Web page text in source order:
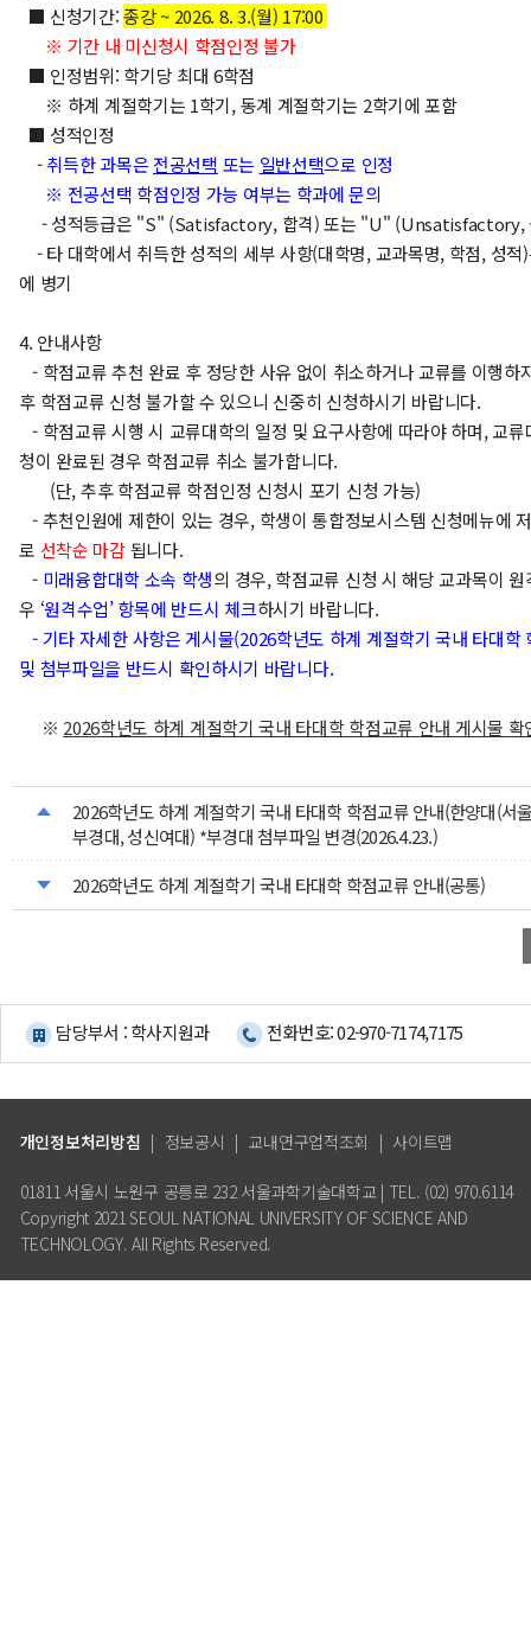
■ 신청기간:종강 ~ 2026. 8. 3.(월) 17:00
※ 기간 내 미신청시 학점인정 불가
■ 인정범위: 학기당 최대 6학점
※ 하계 계절학기는 1학기, 동계 계절학기는 2학기에 포함
■ 성적인정
-취득한 과목은 전공선택 또는 일반선택으로 인정
※ 전공선택 학점인정 가능 여부는 학과에 문의
- 성적등급은 "S" (Satisfactory, 합격) 또는 "U" ​(Unsatisfactory,
- 타 대학에서 취득한 성적의 세부 사항(대학명, 교과목명, 학점, 성적
에 병기
4. 안내사항
- 학점교류 추천 완료 후 정당한 사유 없이 취소하거나 교류를 이행하
후 학점교류 신청 불가할 수 있으니 신중히 신청하시기 바랍니다.
- 학점교류 시행 시 교류대학의 일정 및 요구사항에 따라야 하며, 교
청이 완료된 경우 학점교류 취소 불가합니다.
(단, 추후 학점교류 학점인정 신청시 포기 신청 가능)
- 추천인원에 제한이 있는 경우, 학생이 통합정보시스템 신청메뉴에
로 선착순 마감됩니다.
- 미래융합대학 소속 학생의 경우, 학점교류 신청 시 해당 교과목이 원
우 ‘원격수업’ 항목에 반드시 체크하시기 바랍니다.
- 기타 자세한 사항은 게시물(2026학년도 하계 계절학기 국내 타대학
및 첨부파일을 반드시 확인하시기 바랍니다.
※ 2026학년도 하계 계절학기 국내 타대학 학점교류 안내 게시물 확
2026학년도 하계 계절학기 국내 타대학 학점교류 안내(한양대(서
부경대, 성신여대) *부경대 첨부파일 변경(2026.4.23.)
2026학년도 하계 계절학기 국내 타대학 학점교류 안내(공통)
담당부서 : 학사지원과 전화번호: 02-970-7174,7175
개인정보처리방침 | 정보공시 | 교내연구업적조회 | 사이트맵
01811 서울시 노원구 공릉로 232 서울과학기술대학교 | TEL. (02) 970.6114
Copyright 2021 SEOUL NATIONAL UNIVERSITY OF SCIENCE AND
TECHNOLOGY. All Rights Reserved.